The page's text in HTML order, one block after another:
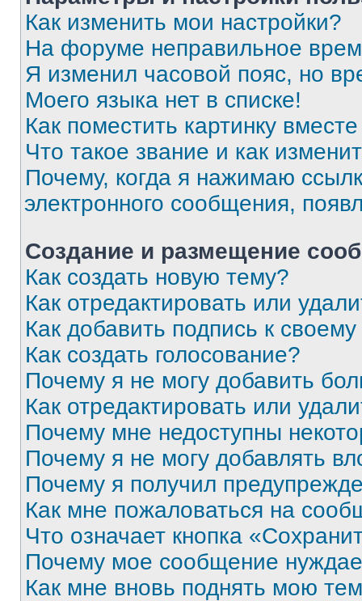
Как изменить мои настройки?
На форуме неправильное
Я изменил часовой пояс, но
Моего языка нет в списке!
Как поместить картинку
Что такое звание и как
Почему, когда я нажимаю
электронного сообщения,
Создание и размещение
Как создать новую тему?
Как отредактировать или
Как добавить подпись к
Как создать голосование?
Почему я не могу добавить
Как отредактировать или
Почему мне недоступны
Почему я не могу добавлять
Почему я получил
Как мне пожаловаться на
Что означает кнопка
Почему мое сообщение
Как мне вновь поднять мою